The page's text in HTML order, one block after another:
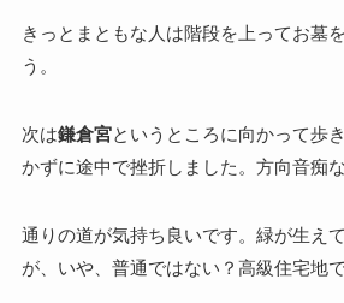
きっとまともな人は階段を上ってお墓
う。
次は鎌倉宮というところに向かって歩
かずに途中で挫折しました。方向音痴な
通りの道が気持ち良いです。緑が生え
が、いや、普通ではない？高級住宅地で